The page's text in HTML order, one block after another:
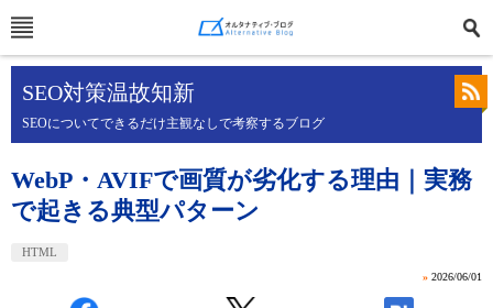
SEO対策温故知新
SEOについてできるだけ主観なしで考察するブログ
WebP・AVIFで画質が劣化する理由｜実務
で起きる典型パターン
HTML
» 2026/06/01